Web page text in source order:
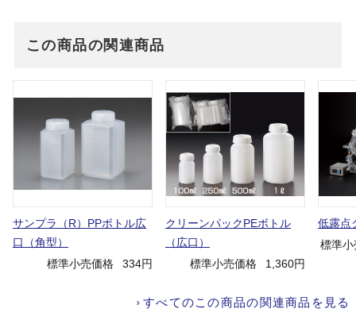
この商品の関連商品
サンプラ（R）PPボトル広
口（角型）
標準小売価格
334円
クリーンパックPEボトル
（広口）
標準小売価格
1,360円
低露点
標準
すべてのこの商品の関連商品を見る